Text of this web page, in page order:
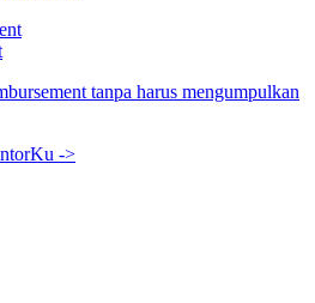
tanpa harus mengumpulkan
->